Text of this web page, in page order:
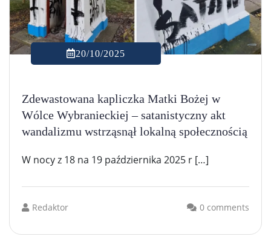
20/10/2025
Zdewastowana kapliczka Matki Bożej w
Wólce Wybranieckiej – satanistyczny akt
wandalizmu wstrząsnął lokalną społecznością
W nocy z 18 na 19 października 2025 r […]
Redaktor 0 comments